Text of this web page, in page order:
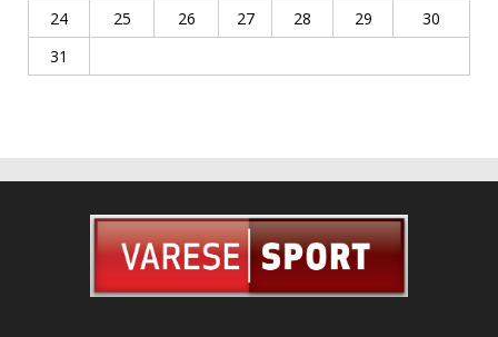
24
25 26 27 28 29
30
31